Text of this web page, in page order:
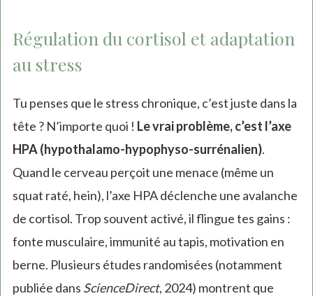
Régulation du cortisol et adaptation
au stress
Tu penses que le stress chronique, c’est juste dans la
tête ? N’importe quoi ! Le vrai problème, c’est l’axe
HPA (hypothalamo-hypophyso-surrénalien).
Quand le cerveau perçoit une menace (même un
squat raté, hein), l’axe HPA déclenche une avalanche
de cortisol. Trop souvent activé, il flingue tes gains :
fonte musculaire, immunité au tapis, motivation en
berne. Plusieurs études randomisées (notamment
publiée dans ScienceDirect, 2024) montrent que